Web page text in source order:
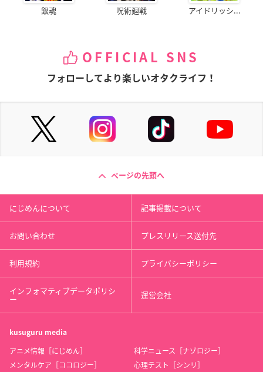
銀魂 呪術廻戦 アイドリッシ...
OFFICIAL SNS
フォローしてより楽しいオタクライフ！
ページの先頭へ
にじめんについて 記事掲載について
お問い合わせ プレスリリース送付先
利用規約 プライバシーポリシー
インフォマティブデータポリシ
ー 運営会社
kusuguru media
アニメ情報［にじめん］
科学ニュース［ナゾロジー］
メンタルケア［ココロジー］
心理テスト［シンリ］